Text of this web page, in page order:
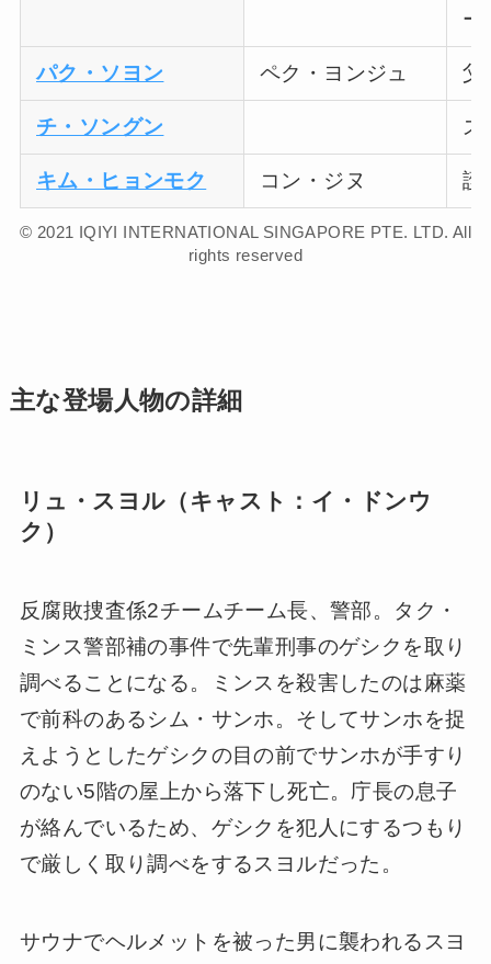
ー
パク・ソヨン ペク・ヨンジュ 父
チ・ソングン ス
キム・ヒョンモク コン・ジヌ 護
© 2021 IQIYI INTERNATIONAL SINGAPORE PTE. LTD. All
rights reserved
主な登場人物の詳細
リュ・スヨル（キャスト：イ・ドンウ
ク）
反腐敗捜査係2チームチーム長、警部。タク・
ミンス警部補の事件で先輩刑事のゲシクを取り
調べることになる。ミンスを殺害したのは麻薬
で前科のあるシム・サンホ。そしてサンホを捉
えようとしたゲシクの目の前でサンホが手すり
のない5階の屋上から落下し死亡。庁長の息子
が絡んでいるため、ゲシクを犯人にするつもり
で厳しく取り調べをするスヨルだった。
サウナでヘルメットを被った男に襲われるスヨ